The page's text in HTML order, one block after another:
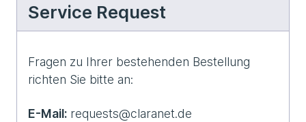
Service Request
Fragen zu Ihrer bestehenden Bestellung
richten Sie bitte an:
E-Mail: requests@claranet.de